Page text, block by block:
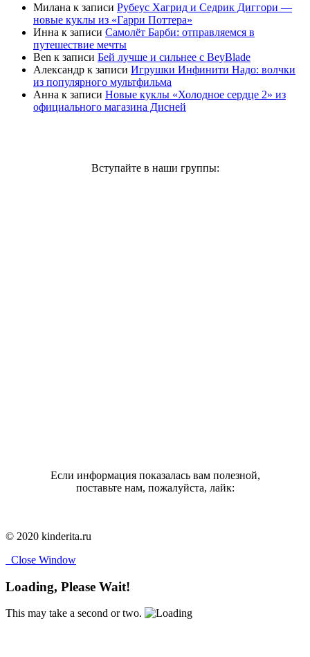
Милана к записи Рубеус Хагрид и Седрик Диггори —
новые куклы из «Гарри Поттера»
Инна к записи Самолёт Барби: отправляемся в
путешествие мечты
Ben к записи Бей лучше и сильнее с BeyBlade
Александр к записи Игрушки Инфинити Надо: волчки
из популярного мультфильма
Анна к записи Новые куклы «Холодное сердце 2» из
официального магазина Дисней
Вступайте в наши группы:
Если информация показалась вам полезной,
поставьте нам, пожалуйста, лайк:
© 2020 kinderita.ru
Close Window
Loading, Please Wait!
This may take a second or two.